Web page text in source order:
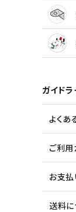
製品選定の仕方
ガイドライン
ガイドラ
よくあ
ご利用
お支
送料